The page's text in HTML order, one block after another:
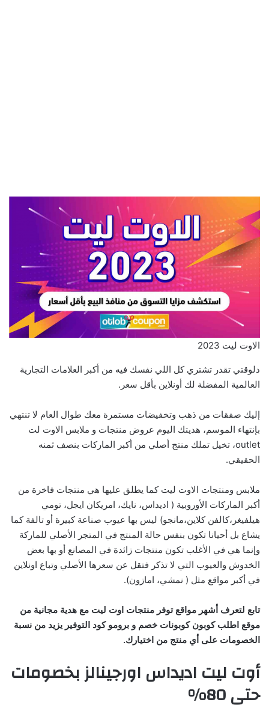
الاوت ليت 2023
دلوقتي تقدر تشتري كل اللي نفسك فيه من أكبر العلامات التجارية
العالمية المفضلة لك أونلاين بأقل سعر.
إليك صفقات من ذهب وتخفيضات مستمرة معك طوال العام لا تنتهي
بإنتهاء الموسم، هديتك اليوم عروض منتجات و ملابس الاوت لت
outlet، تخيل تملك منتج أصلي من أكبر الماركات بنصف ثمنه
الحقيقي.
ملابس ومنتجات الاوت ليت كما يطلق عليها هي منتجات فاخرة من
أكبر الماركات الأوروبية ( اديداس، نايك، امريكان ايجل، تومي
هيلفيغر،كالفن كلاين،مانجو) ليس بها عيوب صناعة كبيرة أو تالفة كما
يشاع بل أحيانا تكون بنفس حالة المنتج في المتجر الأصلي للماركة
وإنما هي في الأغلب تكون منتجات زائدة في المصانع أو بها بعض
الخدوش والعيوب التي لا تذكر فتقل عن سعرها الأصلي وتباع اونلاين
في أكبر مواقع مثل ( نمشي، امازون).
تابع لتعرف أشهر مواقع توفر منتجات اوت ليت مع هدية مجانية من
موقع اطلب كوبون كوبونات خصم و برومو كود التوفير يزيد من نسبة
الخصومات على أي منتج من اختيارك.
أوت ليت اديداس اورجينالز بخصومات
حتى 80%